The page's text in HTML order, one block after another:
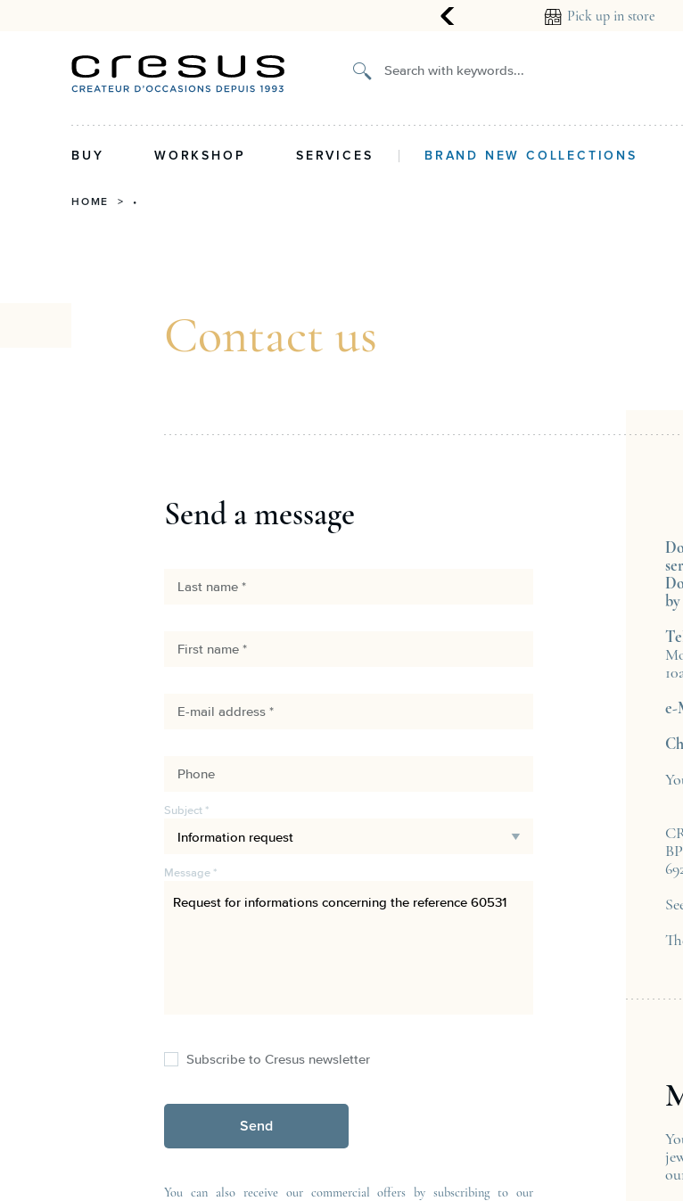
Certified authenticity, 2-year guarantee Pick up in store
Search with keywords...
BUY WORKSHOP SERVICES BRAND NEW COLLECTIONS
HOME > •
Contact us
Send a message
Last name *
First name *
E-mail address *
Phone
Subject *
Message *
Subscribe to Cresus newsletter
Send
You can also receive our commercial offers by subscribing to our
by
e-